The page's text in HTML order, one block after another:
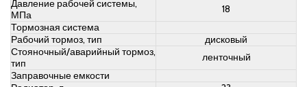
Давление рабочей системы,
МПа
18
Тормозная система
Рабочий тормоз, тип
дисковый
Стояночный/аварийный тормоз,
тип
ленточный
Заправочные емкости